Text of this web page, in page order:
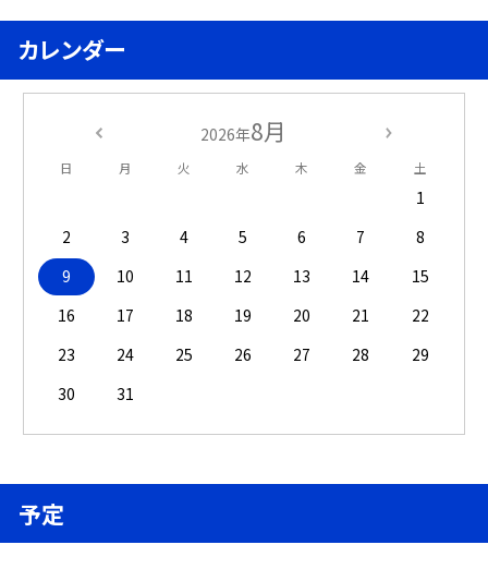
カレンダー
2026年8月
日 月 火 水 木 金 土
1
2
3 4 5 6 7
8
9
10 11 12 13 14
15
16
17 18 19 20 21
22
23
24 25 26 27 28
29
30
31
予定